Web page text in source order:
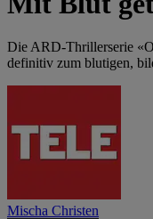
Die ARD-Thrillerserie
definitiv zum blutigen,
Mischa Christen